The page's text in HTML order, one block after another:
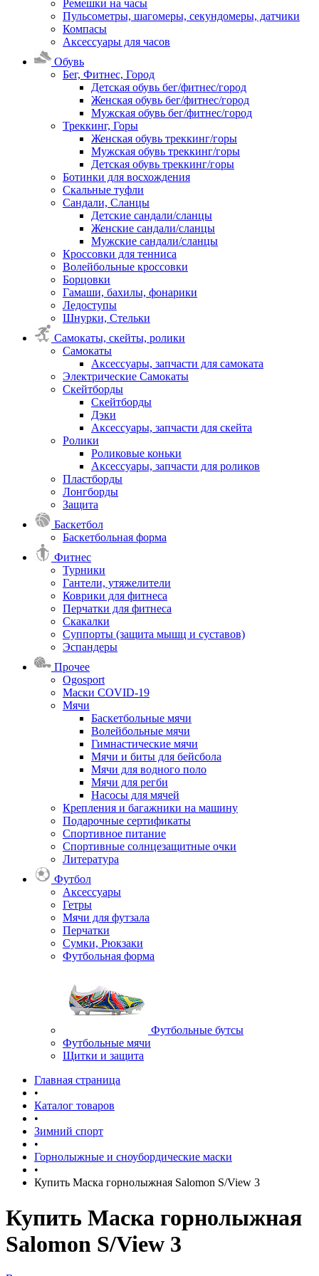
Ремешки на часы
Пульсометры, шагомеры, секундомеры, датчики
Компасы
Аксессуары для часов
Обувь
Бег, Фитнес, Город
Детская обувь бег/фитнес/город
Женская обувь бег/фитнес/город
Мужская обувь бег/фитнес/город
Треккинг, Горы
Женская обувь треккинг/горы
Мужская обувь треккинг/горы
Детская обувь треккинг/горы
Ботинки для восхождения
Скальные туфли
Сандали, Сланцы
Детские сандали/сланцы
Женские сандали/сланцы
Мужские сандали/сланцы
Кроссовки для тенниса
Волейбольные кроссовки
Борцовки
Гамаши, бахилы, фонарики
Ледоступы
Шнурки, Стельки
Самокаты, скейты, ролики
Самокаты
Аксессуары, запчасти для самоката
Электрические Самокаты
Скейтборды
Скейтборды
Дэки
Аксессуары, запчасти для скейта
Ролики
Роликовые коньки
Аксессуары, запчасти для роликов
Пластборды
Лонгборды
Защита
Баскетбол
Баскетбольная форма
Фитнес
Турники
Гантели, утяжелители
Коврики для фитнеса
Перчатки для фитнеса
Скакалки
Суппорты (защита мышц и суставов)
Эспандеры
Прочее
Ogosport
Маски COVID-19
Мячи
Баскетбольные мячи
Волейбольные мячи
Гимнастические мячи
Мячи и биты для бейсбола
Мячи для водного поло
Мячи для регби
Насосы для мячей
Крепления и багажники на машину
Подарочные сертификаты
Спортивное питание
Спортивные солнцезащитные очки
Литература
Футбол
Аксессуары
Гетры
Мячи для футзала
Перчатки
Сумки, Рюкзаки
Футбольная форма
Футбольные бутсы
Футбольные мячи
Щитки и защита
Главная страница
•
Каталог товаров
•
Зимний спорт
•
Горнолыжные и сноубордические маски
•
Купить Маска горнолыжная Salomon S/View 3
Купить Маска горнолыжная
Salomon S/View 3